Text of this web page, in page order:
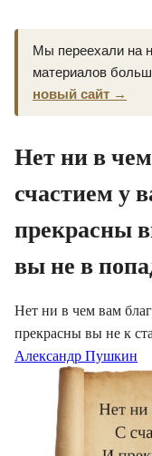
Мы переехали на
материалов
новый сайт →
Нет ни в
счастием у
прекрасны
вы не в
Нет ни в чем вам
прекрасны вы не к
Александр Пушкин